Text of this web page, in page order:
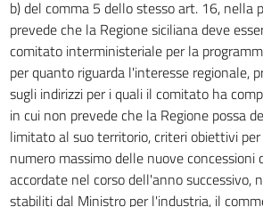
b) del comma 5 dello stesso art. 16, nella
prevede che la Regione siciliana deve
comitato interministeriale per la
per quanto riguarda l'interesse regionale,
sugli indirizzi per i quali il comitato ha
in cui non prevede che la Regione possa
limitato al suo territorio, criteri obiettivi per
numero massimo delle nuove concessioni
accordate nel corso dell'anno successivo,
stabiliti dal Ministro per l'industria, il